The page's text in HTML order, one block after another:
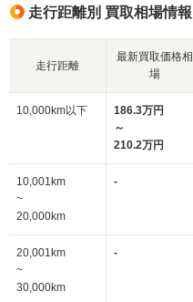
走行距離別 買取相場情報
走行距離
最新買取価格相
場
10,000km以下
186.3万円
～
210.2万円
10,001km
~
20,000km
-
20,001km
~
30,000km
-